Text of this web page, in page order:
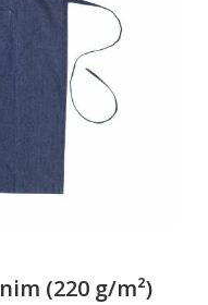
(220 g/m²)